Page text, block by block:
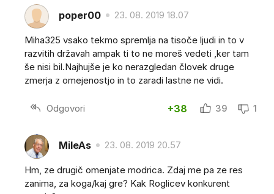
poper00 23. 08. 2019 18.07
Miha325 vsako tekmo spremlja na tisoče ljudi in to v
razvitih državah ampak ti to ne moreš vedeti ,ker tam
še nisi bil.Najhujše je ko nerazgledan človek druge
zmerja z omejenostjo in to zaradi lastne ne vidi.
Odgovori +38 39 1
MileAs 23. 08. 2019 20.57
Hm, ze drugič omenjate modrica. Zdaj me pa ze res
zanima, za koga/kaj gre? Kak Roglicev konkurent